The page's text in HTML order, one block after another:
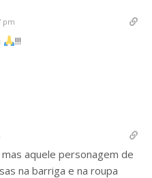
pm
!!!
aquele personagem de
na barriga e na roupa